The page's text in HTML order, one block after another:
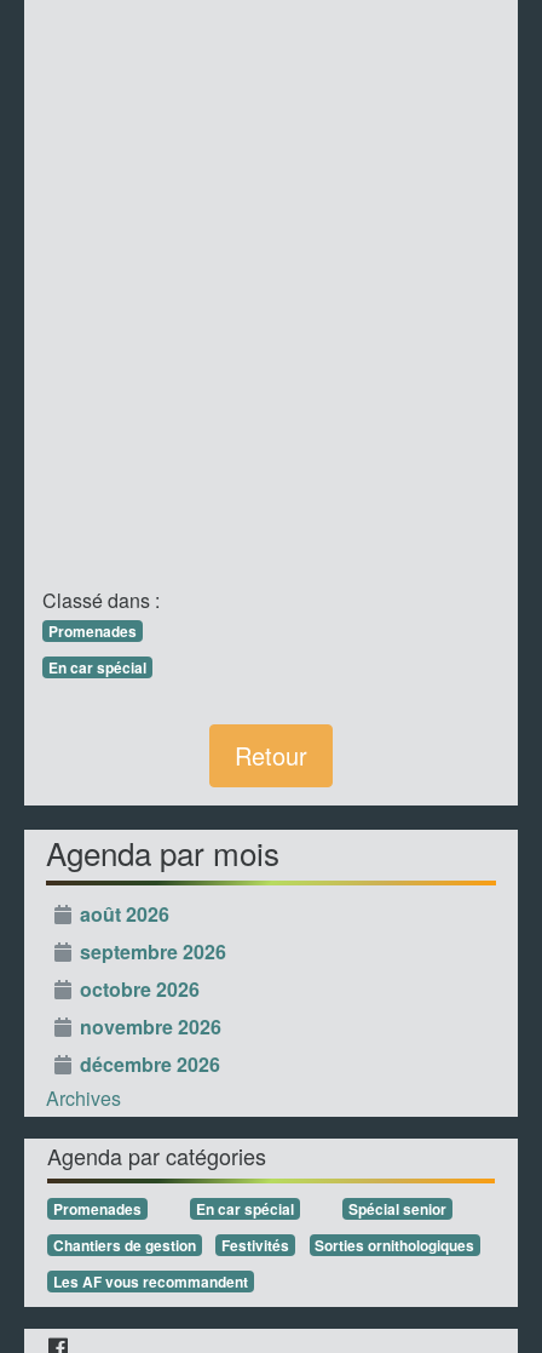
Classé dans :
Promenades
En car spécial
Retour
Agenda par mois
août 2026
septembre 2026
octobre 2026
novembre 2026
décembre 2026
Archives
Agenda par catégories
Promenades En car spécial
Spécial senior
Chantiers de gestion
Festivités
Sorties ornithologiques
Les AF vous recommandent